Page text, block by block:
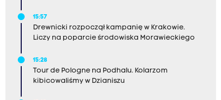
15:57
Drewnicki rozpoczął kampanię w Krakowie.
Liczy na poparcie środowiska Morawieckiego
15:28
Tour de Pologne na Podhalu. Kolarzom
kibicowaliśmy w Dzianiszu